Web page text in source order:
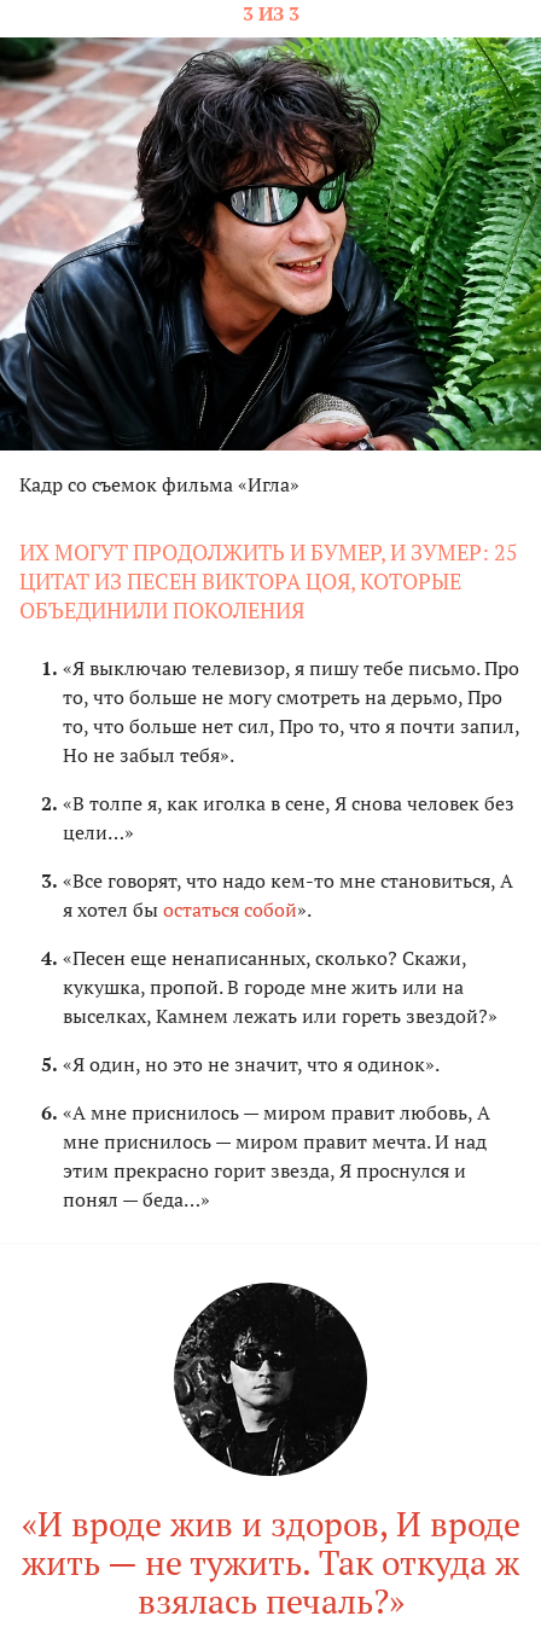
3 ИЗ 3
Кадр со съемок фильма «Игла»
ИХ МОГУТ ПРОДОЛЖИТЬ И БУМЕР, И ЗУМЕР: 25
ЦИТАТ ИЗ ПЕСЕН ВИКТОРА ЦОЯ, КОТОРЫЕ
ОБЪЕДИНИЛИ ПОКОЛЕНИЯ
«Я выключаю телевизор, я пишу тебе письмо. Про
то, что больше не могу смотреть на дерьмо, Про
то, что больше нет сил, Про то, что я почти запил,
Но не забыл тебя».
«В толпе я, как иголка в сене, Я снова человек без
цели…»
«Все говорят, что надо кем-то мне становиться, А
я хотел быостаться собой».
«Песен еще ненаписанных, сколько? Скажи,
кукушка, пропой. В городе мне жить или на
выселках, Камнем лежать или гореть звездой?»
«Я один, но это не значит, что я одинок».
«А мне приснилось — миром правит любовь, А
мне приснилось — миром правит мечта. И над
этим прекрасно горит звезда, Я проснулся и
понял — беда…»
«И вроде жив и здоров, И вроде
жить — не тужить. Так откуда ж
взялась печаль?»